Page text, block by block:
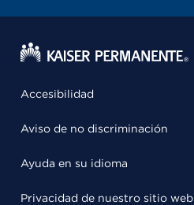
Accesibilidad
Aviso de no discriminación
Ayuda en su idioma
Privacidad de nuestro sitio web